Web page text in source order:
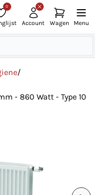
0
Account Wagen Menu
/
- 860 Watt - Type 10